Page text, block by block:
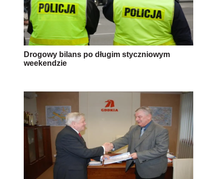
Drogowy bilans po długim styczniowym
weekendzie